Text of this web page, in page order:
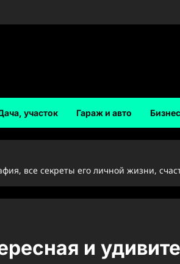
участок Гараж и авто
все секреты его личной жизни,
и